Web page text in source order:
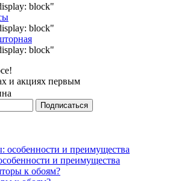
block"
block"
block"
и акциях первым
и преимущества